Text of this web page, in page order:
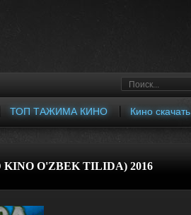
ТОП ТАЖИМА КИНО Кино скачать
O'ZBEK TILIDA) 2016